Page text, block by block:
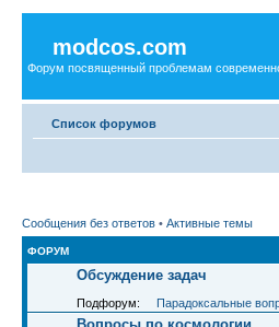
modcos.com
Форум посвященный проблемам
Список форумов
Сообщения без ответов • Активные темы
ФОРУМ
Обсуждение задач
Подфорум: Парадоксальные